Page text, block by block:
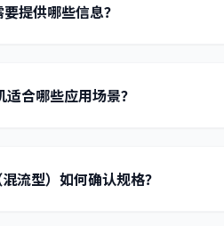
提供哪些信息？
合哪些应用场景？
流型）如何确认规格？